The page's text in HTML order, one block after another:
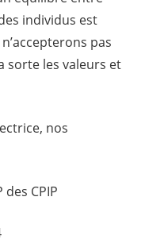
individus est
pas
sorte les valeurs et
nos
CPIP